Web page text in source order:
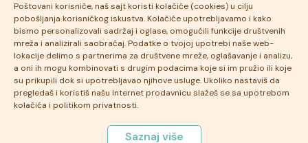
Poštovani korisniče, naš sajt koristi kolačiće (cookies) u cilju
pobošljanja korisničkog iskustva. Kolačiće upotrebljavamo i kako
bismo personalizovali sadržaj i oglase, omogućili funkcije društvenih
mreža i analizirali saobraćaj. Podatke o tvojoj upotrebi naše web-
lokacije delimo s partnerima za društvene mreže, oglašavanje i analizu,
a oni ih mogu kombinovati s drugim podacima koje si im pružio ili koje
su prikupili dok si upotrebljavao njihove usluge. Ukoliko nastaviš da
pregledaš i koristiš našu Internet prodavnicu slažeš se sa upotrebom
kolačića i politikom privatnosti.
Saznaj više